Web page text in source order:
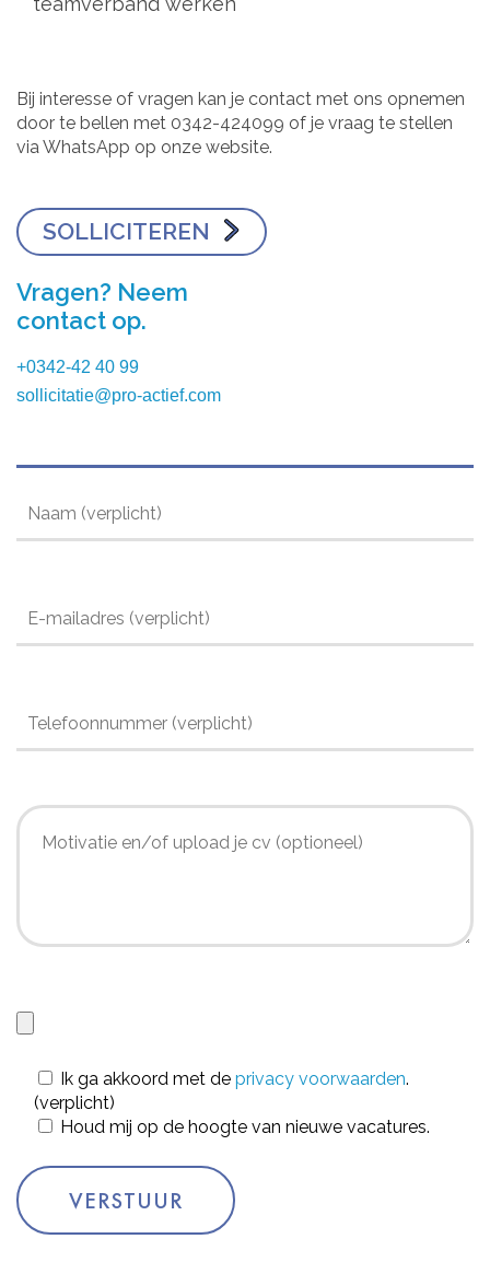
Bij interesse of vragen kan je contact met ons opnemen
door te bellen met 0342-424099 of je vraag te stellen
via WhatsApp op onze website.
SOLLICITEREN
Vragen? Neem
contact op.
+0342-42 40 99
sollicitatie@pro-actief.com
Ik ga akkoord met de privacy voorwaarden.
(verplicht)
Houd mij op de hoogte van nieuwe vacatures.